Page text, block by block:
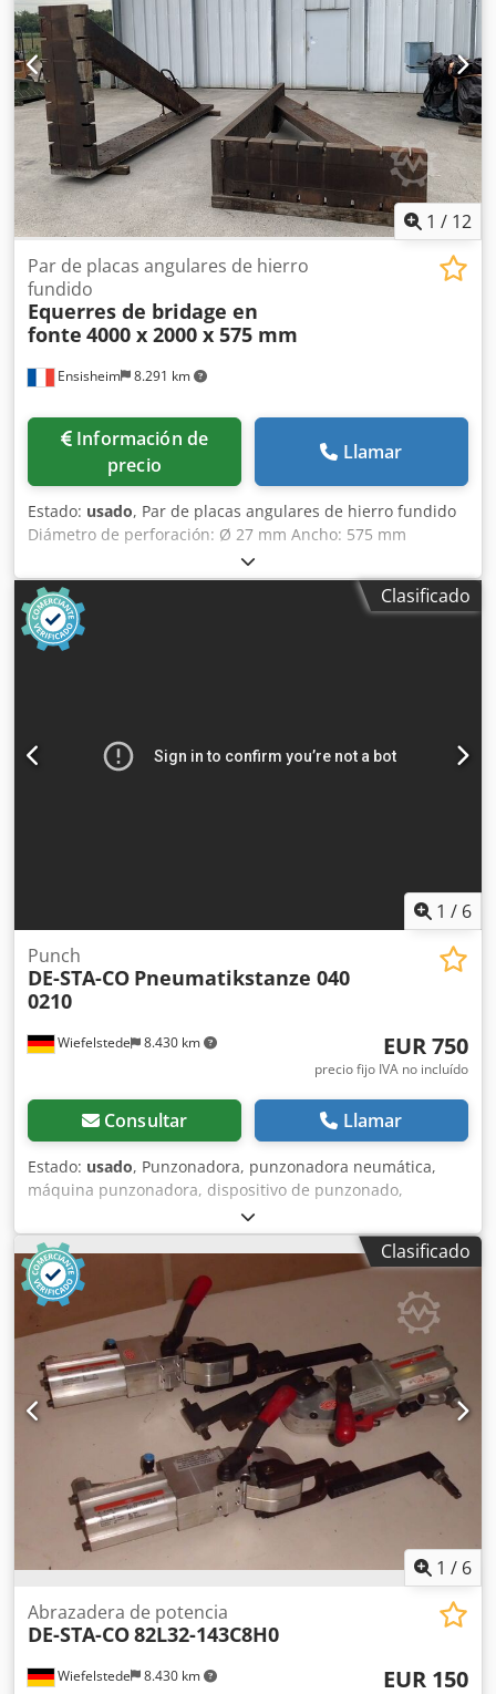
1 / 12
Ensisheim 8.291 km
Par de placas angulares de hierro
fundido
Equerres de bridage en
fonte 4000 x 2000 x 575 mm
Información de
precio
Llamar
Estado: usado, Par de placas angulares de hierro fundido
Diámetro de perforación: Ø 27 mm Ancho: 575 mm
Profundidad: 2000 mm Altura total: 4000 mm Chjdpfxszmw
Naj Ag Tsa Peso unitario: aprox. 6 toneladas
Clasificado
1 / 6
Wiefelstede 8.430 km
Punch
DE-STA-CO Pneumatikstanze 040
0210
EUR 750
precio fijo IVA no incluído
Consultar Llamar
Estado: usado, Punzonadora, punzonadora neumática,
máquina punzonadora, dispositivo de punzonado,
máquina perforadora, punzonadora neumática manual -
Fabricante: DE-STA-CO, punzonadora neumática -Tipo: 040
0210 Csdpsfwx Uysfx Ag Teha -Punzón integrado: Ø 2,5
mm -Salida máxima: 25 mm -Dimensiones: 190/200/A510
mm -Peso: 24 kg
Clasificado
1 / 6
Wiefelstede 8.430 km
Abrazadera de potencia
DE-STA-CO82L32-143C8H0
EUR 150